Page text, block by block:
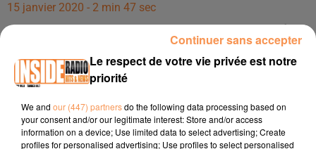
15 janvier 2020 - 2 min 47 sec
INTERVIEW DE FRED PANNELS, DIRECTEUR DU HOEGAARDEN À
PAU, DANS LES STUDIOS DE RADIO INSIDE !!!
INTERVIEW de Fred Pannels, directeur du Hoegaarden à
Pau, dans les studios de Radio Inside !!!
Facebook : https://www.facebook.com/Le-hoegaarden-Pau-
Le respect de votre vie privée est notre
priorité
We and our (447) partnersdo the following data processing based on
your consent and/or our legitimate interest: Store and/or access
information on a device; Use limited data to select advertising; Create
profiles for personalised advertising; Use profiles to select personalised
Continuer sans accepter